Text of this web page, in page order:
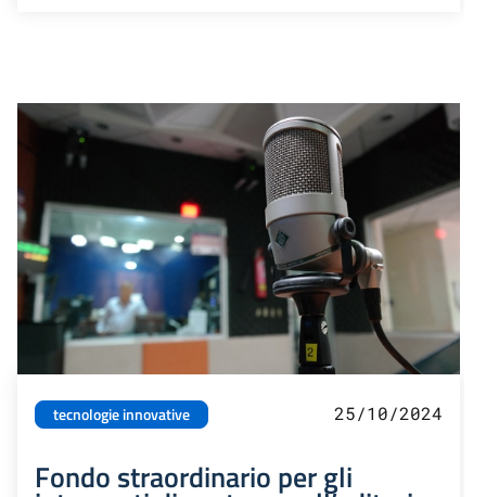
tecnologie innovative 25/10/2024
Fondo straordinario per gli